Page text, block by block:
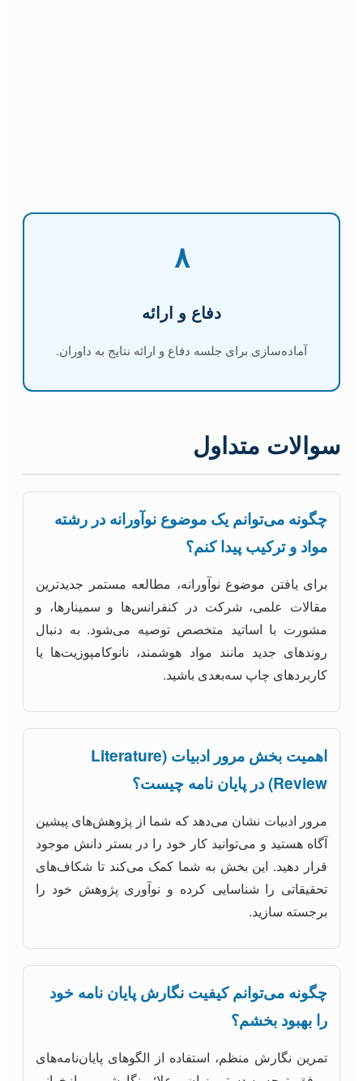
۸
دفاع و ارائه
آماده‌سازی برای جلسه دفاع و ارائه نتایج به داوران.
سوالات متداول
چگونه می‌توانم یک موضوع نوآورانه در رشته
مواد و ترکیب پیدا کنم؟
برای یافتن موضوع نوآورانه، مطالعه مستمر جدیدترین
مقالات علمی، شرکت در کنفرانس‌ها و سمینارها، و
مشورت با اساتید متخصص توصیه می‌شود. به دنبال
روندهای جدید مانند مواد هوشمند، نانوکامپوزیت‌ها یا
کاربردهای چاپ سه‌بعدی باشید.
اهمیت بخش مرور ادبیات (Literature
Review) در پایان نامه چیست؟
مرور ادبیات نشان می‌دهد که شما از پژوهش‌های پیشین
آگاه هستید و می‌توانید کار خود را در بستر دانش موجود
قرار دهید. این بخش به شما کمک می‌کند تا شکاف‌های
تحقیقاتی را شناسایی کرده و نوآوری پژوهش خود را
برجسته سازید.
چگونه می‌توانم کیفیت نگارش پایان نامه خود
را بهبود بخشم؟
تمرین نگارش منظم، استفاده از الگوهای پایان‌نامه‌های